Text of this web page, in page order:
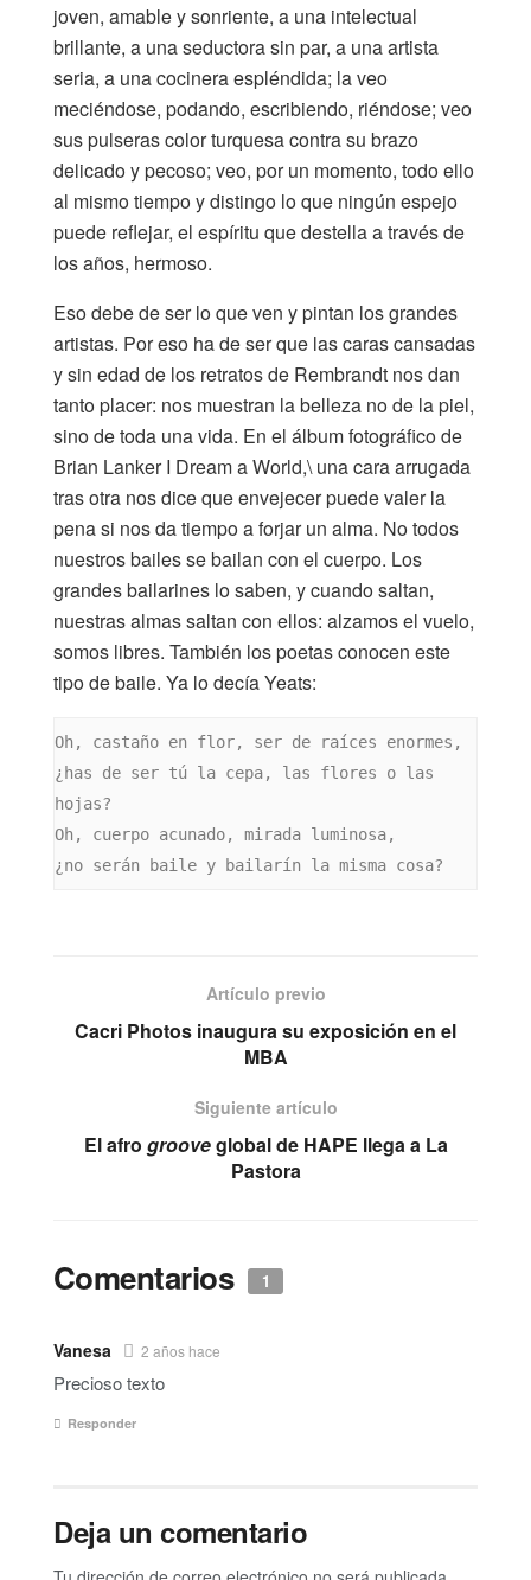
joven, amable y sonriente, a una intelectual
brillante, a una seductora sin par, a una artista
seria, a una cocinera espléndida; la veo
meciéndose, podando, escribiendo, riéndose; veo
sus pulseras color turquesa contra su brazo
delicado y pecoso; veo, por un momento, todo ello
al mismo tiempo y distingo lo que ningún espejo
puede reflejar, el espíritu que destella a través de
los años, hermoso.
Eso debe de ser lo que ven y pintan los grandes
artistas. Por eso ha de ser que las caras cansadas
y sin edad de los retratos de Rembrandt nos dan
tanto placer: nos muestran la belleza no de la piel,
sino de toda una vida. En el álbum fotográfico de
Brian Lanker I Dream a World,\ una cara arrugada
tras otra nos dice que envejecer puede valer la
pena si nos da tiempo a forjar un alma. No todos
nuestros bailes se bailan con el cuerpo. Los
grandes bailarines lo saben, y cuando saltan,
nuestras almas saltan con ellos: alzamos el vuelo,
somos libres. También los poetas conocen este
tipo de baile. Ya lo decía Yeats:
Oh, castaño en flor, ser de raíces enormes,
¿has de ser tú la cepa, las flores o las
hojas?
Oh, cuerpo acunado, mirada luminosa,
Artículo previo
Cacri Photos inaugura su exposición en el
MBA
Siguiente artículo
El afro grooveglobal de HAPE llega a La
Pastora
Comentarios 1
Vanesa 2 años hace
Precioso texto
Responder
Deja un comentario